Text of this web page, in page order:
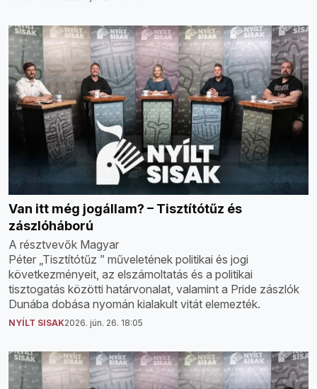
Van itt még jogállam? – Tisztítótűz és
zászlóháború
A résztvevők Magyar
Péter „Tisztítótűz ” műveletének politikai és jogi
következményeit, az elszámoltatás és a politikai
tisztogatás közötti határvonalat, valamint a Pride zászlók
Dunába dobása nyomán kialakult vitát elemezték.
NYÍLT SISAK2026. jún. 26. 18:05